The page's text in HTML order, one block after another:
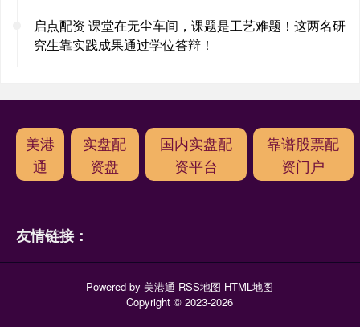
启点配资 课堂在无尘车间，课题是工艺难题！这两名研
究生靠实践成果通过学位答辩！
美港
通
实盘配
资盘
国内实盘配
资平台
靠谱股票配
资门户
友情链接：
Powered by美港通 RSS地图 HTML地图
Copyright© 2023-2026